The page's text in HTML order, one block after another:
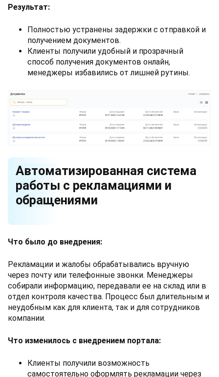
Результат:
Полностью устранены задержки с отправкой и
получением документов.
Клиенты получили удобный и прозрачный
способ получения документов онлайн,
менеджеры избавились от лишней рутины.
Автоматизированная система
работы с рекламациями и
обращениями
Что было до внедрения:
Рекламации и жалобы обрабатывались вручную
через почту или телефонные звонки. Менеджеры
собирали информацию, передавали ее на склад или в
отдел контроля качества. Процесс был длительным и
неудобным как для клиента, так и для сотрудников
компании.
Что изменилось с внедрением портала:
Клиенты получили возможность
самостоятельно оформлять рекламации через